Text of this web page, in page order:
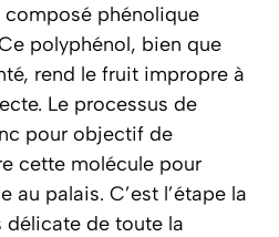
composé phénolique
polyphénol, bien que
rend le fruit impropre à
Le processus de
pour objectif de
cette molécule pour
au palais. C’est l’étape la
délicate de toute la